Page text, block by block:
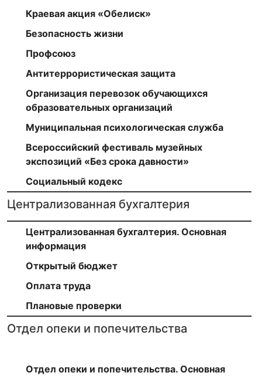
Краевая акция «Обелиск»
Безопасность жизни
Профсоюз
Антитеррористическая защита
Организация перевозок обучающихся
образовательных организаций
Муниципальная психологическая служба
Всероссийский фестиваль музейных
экспозиций «Без срока давности»
Социальный кодекс
Централизованная бухгалтерия
Централизованная бухгалтерия. Основная
информация
Открытый бюджет
Оплата труда
Плановые проверки
Отдел опеки и попечительства
Отдел опеки и попечительства. Основная